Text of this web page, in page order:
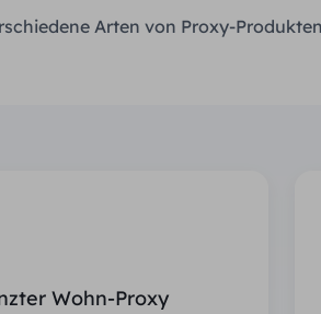
Arten von Proxy-
Wohn-Proxy